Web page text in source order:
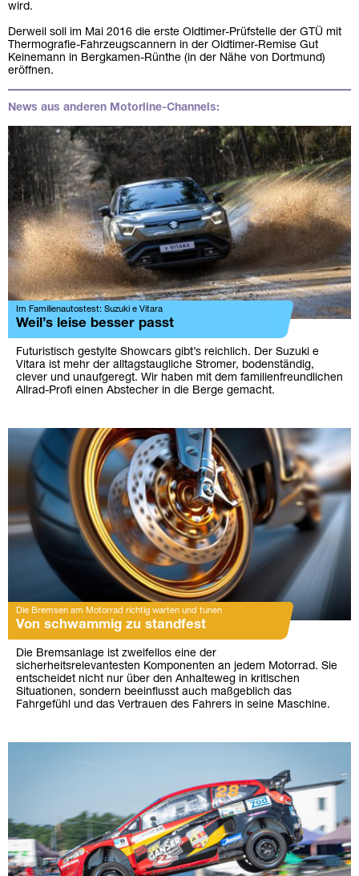
wird.
Derweil soll im Mai 2016 die erste Oldtimer-Prüfstelle der GTÜ mit
Thermografie-Fahrzeugscannern in der Oldtimer-Remise Gut
Keinemann in Bergkamen-Rünthe (in der Nähe von Dortmund)
eröffnen.
News aus anderen Motorline-Channels:
Im Familienautostest: Suzuki e Vitara
Weil’s leise besser passt
Futuristisch gestylte Showcars gibt’s reichlich. Der Suzuki e
Vitara ist mehr der alltagstaugliche Stromer, bodenständig,
clever und unaufgeregt. Wir haben mit dem familienfreundlichen
Allrad-Profi einen Abstecher in die Berge gemacht.
Die Bremsen am Motorrad richtig warten und tunen
Von schwammig zu standfest
Die Bremsanlage ist zweifellos eine der
sicherheitsrelevantesten Komponenten an jedem Motorrad. Sie
entscheidet nicht nur über den Anhalteweg in kritischen
Situationen, sondern beeinflusst auch maßgeblich das
Fahrgefühl und das Vertrauen des Fahrers in seine Maschine.